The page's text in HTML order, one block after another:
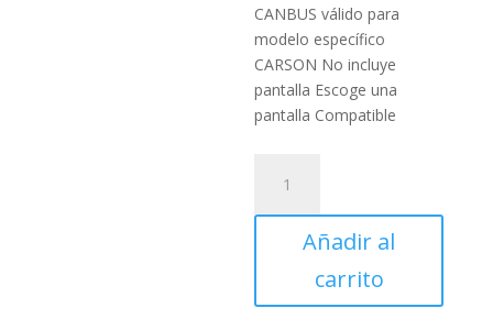
CANBUS válido para
modelo específico
CARSON No incluye
pantalla Escoge una
pantalla Compatible
Adaptador
9"
CarsonAñadir al
carrito